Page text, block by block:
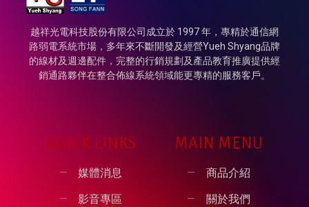
越祥光電科技股份有限公司成立於 1997 年，專精於通信網
路弱電系統市場，多年來不斷開發及經營Yueh Shyang品牌
的線材及週邊配件，完整的行銷規劃及產品教育推廣提供經
銷通路夥伴在整合佈線系統領域能更專精的服務客戶。
QUICK LINKS
媒體消息
影音專區
MAIN MENU
商品介紹
關於我們